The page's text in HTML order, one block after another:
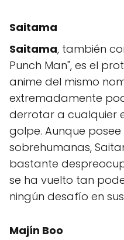
Saitama
Saitama, también
Punch Man", es el
anime del mismo
extremadamente
derrotar a cualquier
golpe. Aunque
sobrehumanas,
bastante
se ha vuelto tan
ningún desafío en
Majín Boo